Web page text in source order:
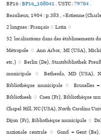
BP16 :BP16_108041 .USTC :79704.
Beaulieux, 1904 : p.383 , «Estienne
2 langues :Français ♢Latin ♢
52 localisations dans des établissements
Métropole ♢ Ann Arbor, MI (USA),
etc.) ♢ Berlin (De), Staatsbibliothek
muni­ci­pale ♢ Bethesda, MD (USA),
Bibliothèque muni­ci­pale ♢ Bruxelles =
Bibliotheek ♢ Caen (Fr), Bibliothèque
Chapel Hill, NC (USA), North Carolina
Dijon (Fr), Bibliothèque muni­ci­pale ♢
nazio­nale cen­trale ♢ Gand = Gent